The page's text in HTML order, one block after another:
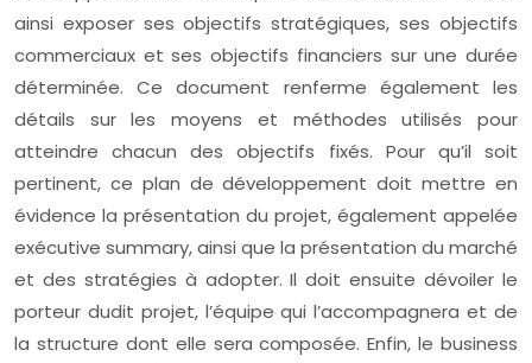
ainsi exposer ses objectifs stratégiques, ses objectifs
commerciaux et ses objectifs financiers sur une durée
déterminée. Ce document renferme également les
détails sur les moyens et méthodes utilisés pour
atteindre chacun des objectifs fixés. Pour qu’il soit
pertinent, ce plan de développement doit mettre en
évidence la présentation du projet, également appelée
exécutive summary, ainsi que la présentation du marché
et des stratégies à adopter. Il doit ensuite dévoiler le
porteur dudit projet, l’équipe qui l’accompagnera et de
la structure dont elle sera composée. Enfin, le business